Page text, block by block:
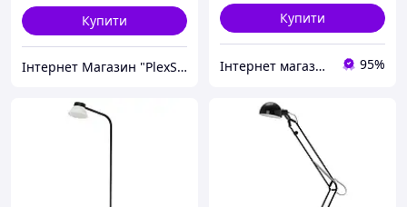
Купити
Інтернет Магазин "PlexStore"
Купити
Інтернет магазин - Маркет 95%